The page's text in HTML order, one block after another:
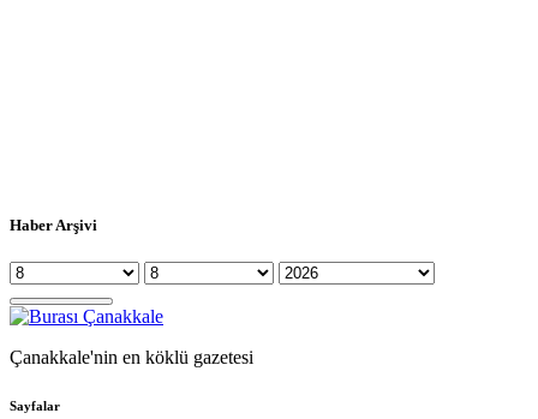
Haber Arşivi
Çanakkale'nin en köklü gazetesi
Sayfalar